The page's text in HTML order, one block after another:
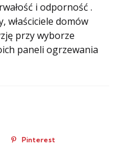
i odporność .
właściciele domów
przy wyborze
paneli ogrzewania
Pinterest